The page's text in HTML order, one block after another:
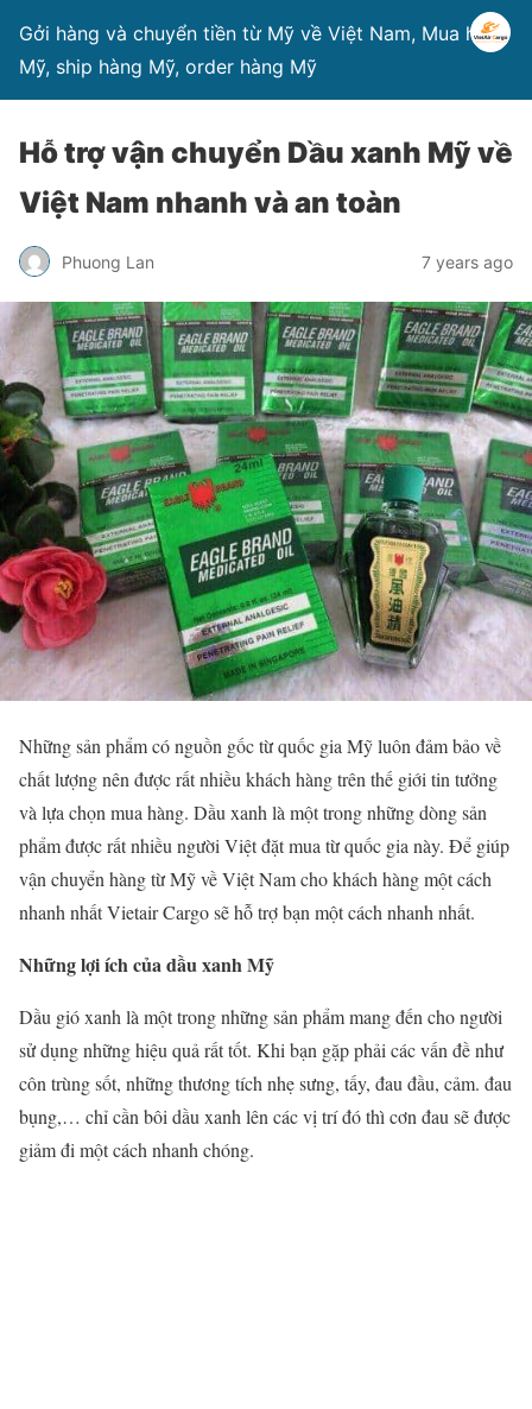
Gởi hàng và chuyển tiền từ Mỹ về Việt Nam, Mua hàng
Mỹ, ship hàng Mỹ, order hàng Mỹ
Hỗ trợ vận chuyển Dầu xanh Mỹ về
Việt Nam nhanh và an toàn
Phuong Lan 7 years ago
Những sản phẩm có nguồn gốc từ quốc gia Mỹ luôn đảm bảo về
chất lượng nên được rất nhiều khách hàng trên thế giới tin tưởng
và lựa chọn mua hàng. Dầu xanh là một trong những dòng sản
phẩm được rất nhiều người Việt đặt mua từ quốc gia này. Để giúp
vận chuyển hàng từ Mỹ về Việt Nam cho khách hàng một cách
nhanh nhất Vietair Cargo sẽ hỗ trợ bạn một cách nhanh nhất.
Những lợi ích của dầu xanh Mỹ
Dầu gió xanh là một trong những sản phẩm mang đến cho người
sử dụng những hiệu quả rất tốt. Khi bạn gặp phải các vấn đề như
côn trùng sốt, những thương tích nhẹ sưng, tấy, đau đầu, cảm. đau
bụng,… chỉ cần bôi dầu xanh lên các vị trí đó thì cơn đau sẽ được
giảm đi một cách nhanh chóng.